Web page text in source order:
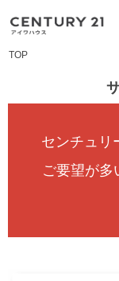
TOP
センチュリ
ご要望が多